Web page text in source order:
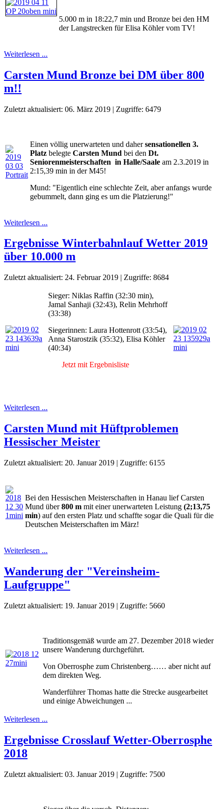
5.000 m in 18:22,7 min und Bronze bei den HM
der Langstrecken für Elisa Köhler vom TV!
Weiterlesen ...
Carsten Mund Bronze bei DM über 800
m!!
Zuletzt aktualisiert: 06. März 2019 | Zugriffe: 6479
Einen völlig unerwarteten und dahersensationellen 3.
Platz belegte Carsten Mund bei den Dt.
Seniorenmeisterschaften in Halle/Saale am 2.3.2019 in
2:15,39 min in der M45!
Mund: "Eigentlich eine schlechte Zeit, aber anfangs wurde
gebummelt, dann ging es um die Platzierung!"
Weiterlesen ...
Ergebnisse Winterbahnlauf Wetter 2019
über 10.000 m
Zuletzt aktualisiert: 24. Februar 2019 | Zugriffe: 8684
Sieger: Niklas Raffin (32:30 min),
Jamal Sanhaji (32:43), Relin Mehrhoff
(33:38)
Siegerinnen: Laura Hottenrott (33:54),
Anna Starostzik (35:32), Elisa Köhler
(40:34)
Jetzt mit Ergebnisliste
Weiterlesen ...
Carsten Mund mit Hüftproblemen
Hessischer Meister
Zuletzt aktualisiert: 20. Januar 2019 | Zugriffe: 6155
Bei den Hessischen Meisterschaften in Hanau lief Carsten
Mund über800 m mit einer unerwarteten Leistung (2;13,75
min) auf den ersten Platz und schaffte sogar die Quali für die
Deutschen Meisterschaften im März!
Weiterlesen ...
Wanderung der "Vereinsheim-
Laufgruppe"
Zuletzt aktualisiert: 19. Januar 2019 | Zugriffe: 5660
Traditionsgemäß wurde am 27. Dezember 2018 wieder
unsere Wanderung durchgeführt.
Von Oberrosphe zum Christenberg…… aber nicht auf
dem direkten Weg.
Wanderführer Thomas hatte die Strecke ausgearbeitet
und einige Abweichungen ...
Weiterlesen ...
Ergebnisse Crosslauf Wetter-Oberrosphe
2018
Zuletzt aktualisiert: 03. Januar 2019 | Zugriffe: 7500